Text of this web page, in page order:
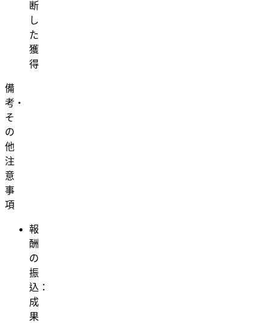
断
し
た
獲
得
備
考・
そ
の
他
注
意
事
項
報
酬
の
振
込：
成
果